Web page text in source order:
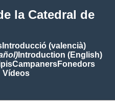
la Catedral de
Introducció (valencià)
Introduction (English)
CampanersFonedors
Vídeos